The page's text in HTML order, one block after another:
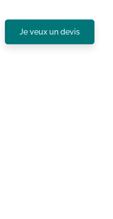
Je veux un devis